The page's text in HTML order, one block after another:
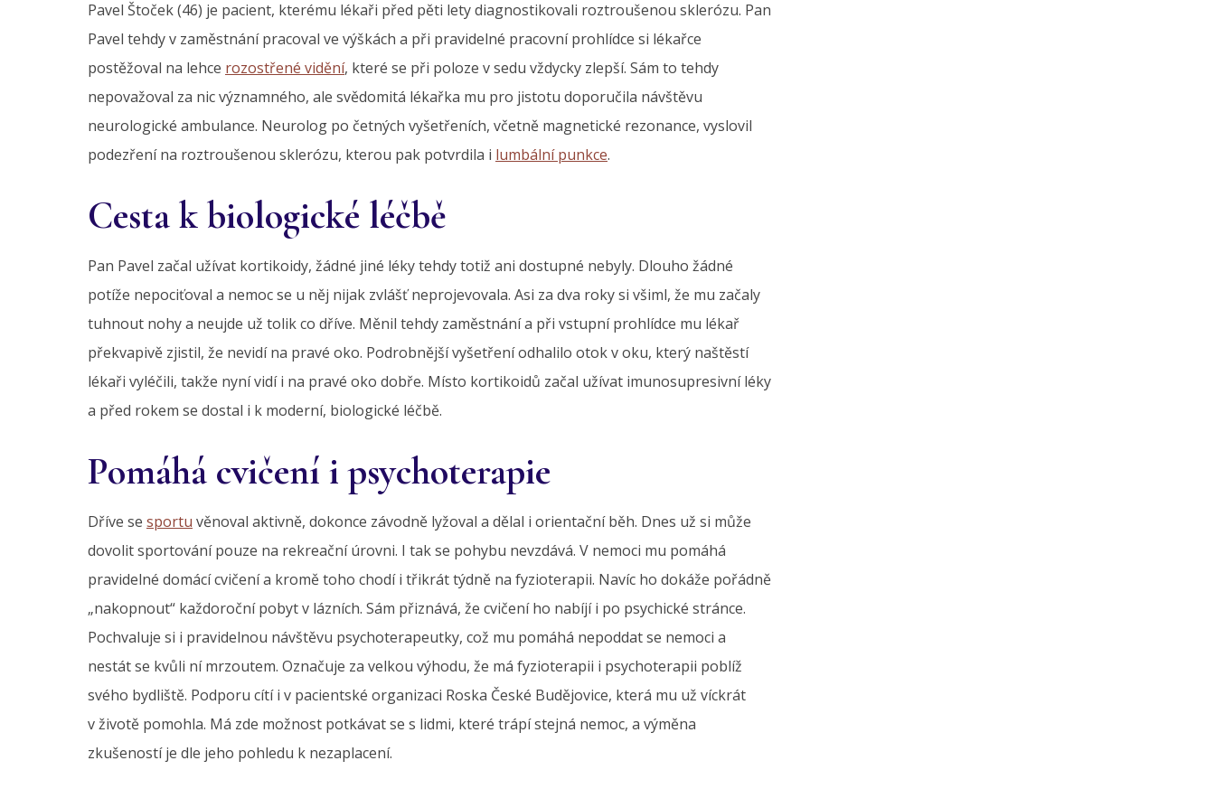
Pavel Štoček (46) je pacient, kterému lékaři před pěti lety diagnostikovali roztroušenou sklerózu. Pan
Pavel tehdy v zaměstnání pracoval ve výškách a při pravidelné pracovní prohlídce si lékařce
postěžoval na lehce rozostřené vidění, které se při poloze v sedu vždycky zlepší. Sám to tehdy
nepovažoval za nic významného, ale svědomitá lékařka mu pro jistotu doporučila návštěvu
neurologické ambulance. Neurolog po četných vyšetřeních, včetně magnetické rezonance, vyslovil
podezření na roztroušenou sklerózu, kterou pak potvrdila i lumbální punkce.
Cesta k biologické léčbě
Pan Pavel začal užívat kortikoidy, žádné jiné léky tehdy totiž ani dostupné nebyly. Dlouho žádné
potíže nepociťoval a nemoc se u něj nijak zvlášť neprojevovala. Asi za dva roky si všiml, že mu začaly
tuhnout nohy a neujde už tolik co dříve. Měnil tehdy zaměstnání a při vstupní prohlídce mu lékař
překvapivě zjistil, že nevidí na pravé oko. Podrobnější vyšetření odhalilo otok v oku, který naštěstí
lékaři vyléčili, takže nyní vidí i na pravé oko dobře. Místo kortikoidů začal užívat imunosupresivní léky
a před rokem se dostal i k moderní, biologické léčbě.
Pomáhá cvičení i psychoterapie
Dříve se sportu věnoval aktivně, dokonce závodně lyžoval a dělal i orientační běh. Dnes už si může
dovolit sportování pouze na rekreační úrovni. I tak se pohybu nevzdává. V nemoci mu pomáhá
pravidelné domácí cvičení a kromě toho chodí i třikrát týdně na fyzioterapii. Navíc ho dokáže pořádně
„nakopnout“ každoroční pobyt v lázních. Sám přiznává, že cvičení ho nabíjí i po psychické stránce.
Pochvaluje si i pravidelnou návštěvu psychoterapeutky, což mu pomáhá nepoddat se nemoci a
nestát se kvůli ní mrzoutem. Označuje za velkou výhodu, že má fyzioterapii i psychoterapii poblíž
svého bydliště. Podporu cítí i v pacientské organizaci Roska České Budějovice, která mu už víckrát
v životě pomohla. Má zde možnost potkávat se s lidmi, které trápí stejná nemoc, a výměna
zkušeností je dle jeho pohledu k nezaplacení.